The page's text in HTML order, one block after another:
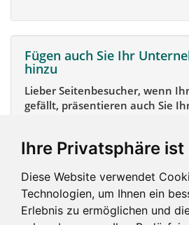
Ihre Privatsphäre
Diese Website verwendet
Technologien, um Ihnen ein
Erlebnis zu ermöglichen und
Fügen auch Sie Ihr
hinzu
Lieber Seitenbesucher, wenn
gefällt, präsentieren auch Sie
Mein Unternehmen